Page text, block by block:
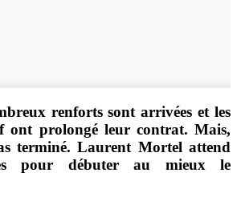
renforts sont arrivées et les
ont prolongé leur contrat. Mais,
terminé. Laurent Mortel attend
pour débuter au mieux le